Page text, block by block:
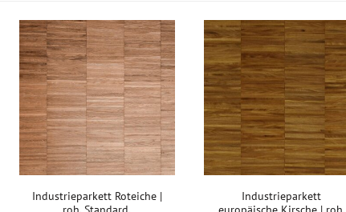
Industrieparkett Roteiche |
Industrieparkett